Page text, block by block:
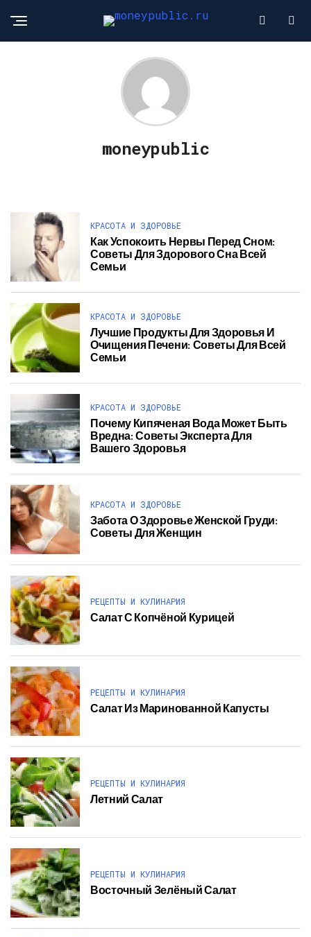
moneypublic
КРАСОТА И ЗДОРОВЬЕ
Как Успокоить Нервы Перед Сном:
Советы Для Здорового Сна Всей
Семьи
КРАСОТА И ЗДОРОВЬЕ
Лучшие Продукты Для Здоровья И
Очищения Печени: Советы Для Всей
Семьи
КРАСОТА И ЗДОРОВЬЕ
Почему Кипяченая Вода Может Быть
Вредна: Советы Эксперта Для
Вашего Здоровья
КРАСОТА И ЗДОРОВЬЕ
Забота О Здоровье Женской Груди:
Советы Для Женщин
РЕЦЕПТЫ И КУЛИНАРИЯ
Салат С Копчёной Курицей
РЕЦЕПТЫ И КУЛИНАРИЯ
Салат Из Маринованной Капусты
РЕЦЕПТЫ И КУЛИНАРИЯ
Летний Салат
РЕЦЕПТЫ И КУЛИНАРИЯ
Восточный Зелёный Салат